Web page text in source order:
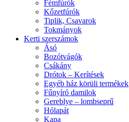
Fémfúrók
Kőzetfúrók
Tiplik, Csavarok
Tokmányok
Kerti szerszámok
Ásó
Bozótvágók
Csákány
Drótok – Kerítések
Egyéb ház körüli termékek
Fűnyíró damilok
Gereblye – lombseprű
Hólapát
Kapa